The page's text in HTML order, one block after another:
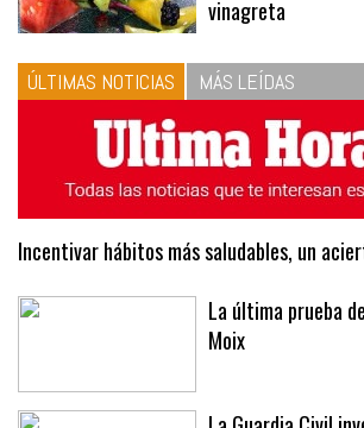
las proporciones.
vinagreta
ÚLTIMAS NOTICIAS MÁS LEÍDAS
Incentivar hábitos más saludables, un
La última prueba